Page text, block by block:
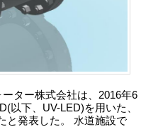
ター株式会社は、2016年6
以下、UV-LED)を用いた、
と発表した。 水道施設で